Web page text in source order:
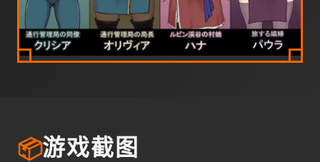
📦游戏截图